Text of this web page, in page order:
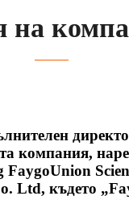
на
компания,
Ltd, където